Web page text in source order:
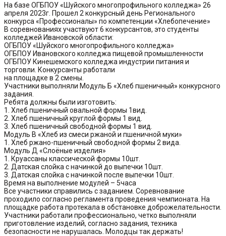
На базе ОГБПОУ «Шуйского многопрофильного колледжа» 26
апреля 2023г. Прошел 2 конкурсный день Регионального
конкурса «Профессионалы» по компетенции «Хлебопечение»
В соревнованиях участвуют 6 конкурсантов, это студенты
колледжей Ивановской области:
ОГБПОУ «Шуйского многопрофильного колледжа»
ОГБПОУ Ивановского колледжа пищевой промышленности
ОГБПОУ Кинешемского колледжа индустрии питания и
торговли. Конкурсанты работали
на площадке в 2 смены.
Участники выполняли Модуль Б «Хлеб пшеничный» конкурсного
задания.
Ребята должны были изготовить:
1. Хлеб пшеничный овальной формы 1вид.
2. Хлеб пшеничный круглой формы 1 вид.
3. Хлеб пшеничный свободной формы 1 вид.
Модуль В «Хлеб из смеси ржаной и пшеничной муки»
1. Хлеб ржано-пшеничный свободной формы 2 вида.
Модуль Д «Слоёные изделия»
1. Круассаны классической формы 10шт.
2. Датская слойка с начинкой до выпечки 10шт.
3. Датская слойка с начинкой после выпечки 10шт.
Время на выполнение модулей – 5часа
Все участники справились с заданием. Соревнование
проходило согласно регламента проведения чемпионата. На
площадке работа протекала в обстановке доброжелательности.
Участники работали профессионально, четко выполняли
приготовление изделий, согласно задания, техника
безопасности не нарушалась. Молодцы так держать!